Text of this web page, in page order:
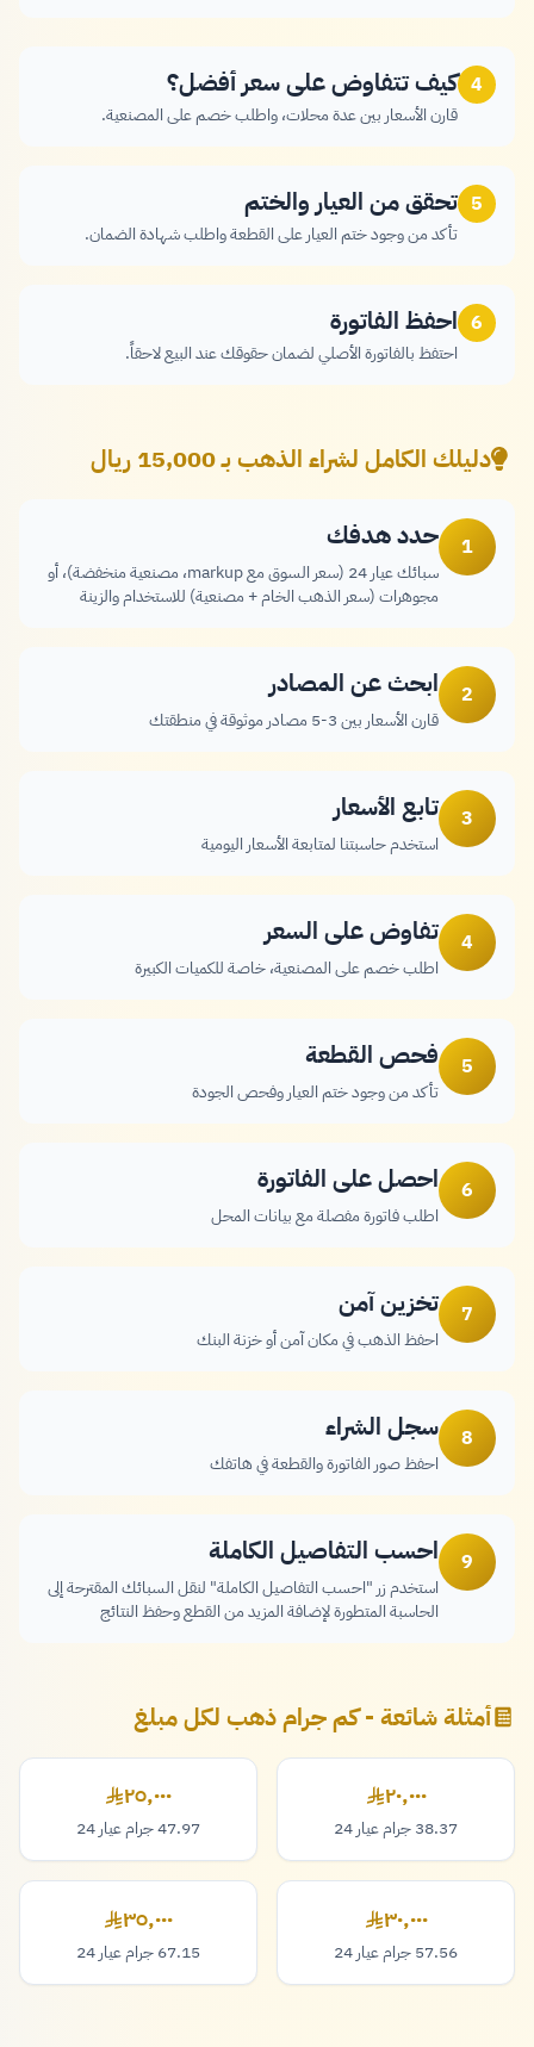
4 كيف تتفاوض على سعر أفضل؟
قارن الأسعار بين عدة محلات، واطلب خصم على المصنعية.
5 تحقق من العيار والختم
تأكد من وجود ختم العيار على القطعة واطلب شهادة الضمان.
6 احفظ الفاتورة
احتفظ بالفاتورة الأصلي لضمان حقوقك عند البيع لاحقاً.
دليلك الكامل لشراء الذهب بـ 15,000 ريال
1 حدد هدفك
سبائك عيار 24 (سعر السوق مع markup، مصنعية منخفضة)، أو
مجوهرات (سعر الذهب الخام + مصنعية) للاستخدام والزينة
2 ابحث عن المصادر
قارن الأسعار بين 3-5 مصادر موثوقة في منطقتك
3 تابع الأسعار
استخدم حاسبتنا لمتابعة الأسعار اليومية
4 تفاوض على السعر
اطلب خصم على المصنعية، خاصة للكميات الكبيرة
5 فحص القطعة
تأكد من وجود ختم العيار وفحص الجودة
6 احصل على الفاتورة
اطلب فاتورة مفصلة مع بيانات المحل
7 تخزين آمن
احفظ الذهب في مكان آمن أو خزنة البنك
8 سجل الشراء
احفظ صور الفاتورة والقطعة في هاتفك
9 احسب التفاصيل الكاملة
استخدم زر "احسب التفاصيل الكاملة" لنقل السبائك المقترحة إلى
الحاسبة المتطورة لإضافة المزيد من القطع وحفظ النتائج
أمثلة شائعة - كم جرام ذهب لكل مبلغ
٢٠,٠٠٠ ريال
٢٠,٠٠٠
38.37 جرام عيار 24
٢٥,٠٠٠ ريال
٢٥,٠٠٠
47.97 جرام عيار 24
٣٠,٠٠٠ ريال
٣٠,٠٠٠
57.56 جرام عيار 24
٣٥,٠٠٠ ريال
٣٥,٠٠٠
67.15 جرام عيار 24